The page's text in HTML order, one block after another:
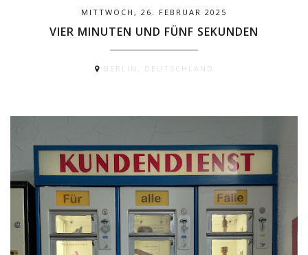
MITTWOCH, 26. FEBRUAR 2025
VIER MINUTEN UND FÜNF SEKUNDEN
BERLIN, DEUTSCHLAND